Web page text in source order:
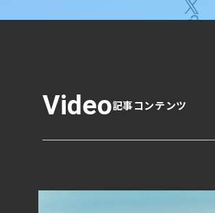
Video記事コンテンツ